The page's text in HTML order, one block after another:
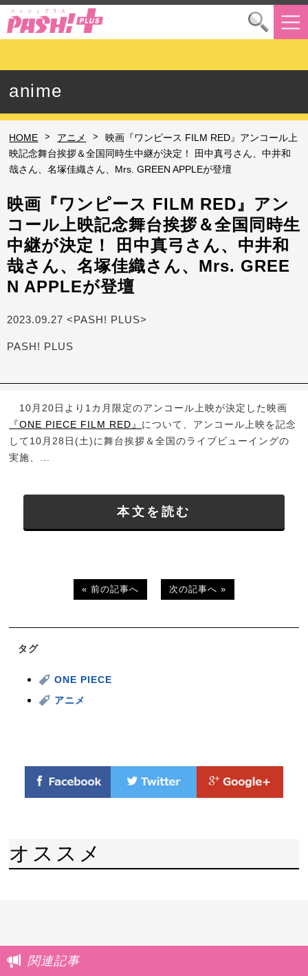
anime
HOME > アニメ >
映画『ワンピース FILM RED』アンコール上
映記念舞台挨拶＆全国同時生中継が決定！ 田中真弓さん、中井和
哉さん、名塚佳織さん、Mrs. GREEN APPLEが登壇
映画『ワンピース FILM RED』アン
コール上映記念舞台挨拶＆全国同時生
中継が決定！ 田中真弓さん、中井和
哉さん、名塚佳織さん、Mrs. GREE
N APPLEが登壇
2023.09.27 <PASH! PLUS>
PASH! PLUS
10月20日より1カ月限定のアンコール上映が決定した映画
『ONE PIECE FILM RED』 について、アンコール上映を記念
して10月28日(土)に舞台挨拶＆全国のライブビューイングの
実施、...
本文を読む
« 前の記事へ 次の記事へ »
タグ
ONE PIECE
アニメ
オススメ
関連記事